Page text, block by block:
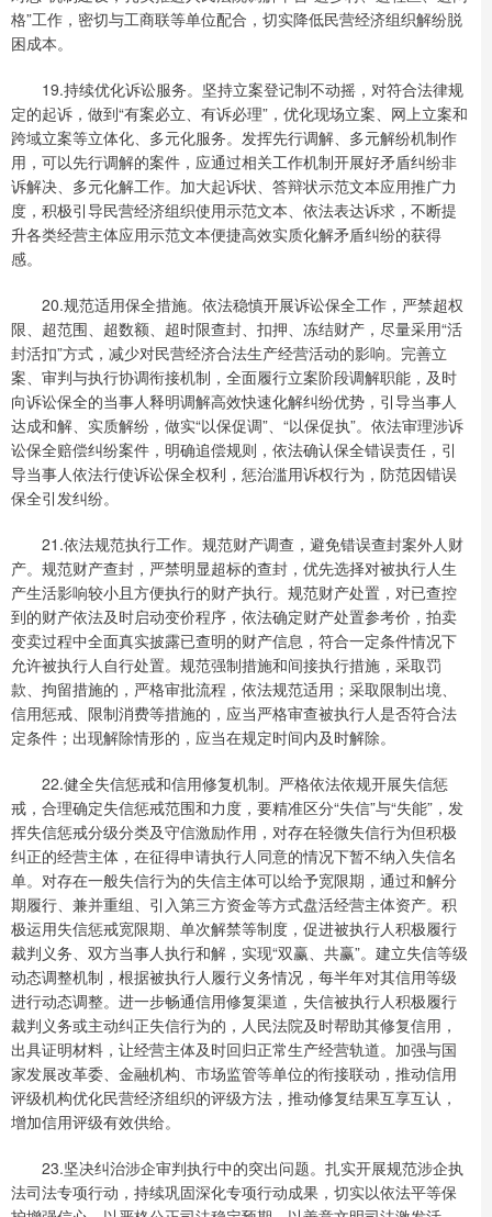
格”工作，密切与工商联等单位配合，切实降低民营经济组织解纷脱
困成本。
19.持续优化诉讼服务。坚持立案登记制不动摇，对符合法律规
定的起诉，做到“有案必立、有诉必理”，优化现场立案、网上立案和
跨域立案等立体化、多元化服务。发挥先行调解、多元解纷机制作
用，可以先行调解的案件，应通过相关工作机制开展好矛盾纠纷非
诉解决、多元化解工作。加大起诉状、答辩状示范文本应用推广力
度，积极引导民营经济组织使用示范文本、依法表达诉求，不断提
升各类经营主体应用示范文本便捷高效实质化解矛盾纠纷的获得
感。
20.规范适用保全措施。依法稳慎开展诉讼保全工作，严禁超权
限、超范围、超数额、超时限查封、扣押、冻结财产，尽量采用“活
封活扣”方式，减少对民营经济合法生产经营活动的影响。完善立
案、审判与执行协调衔接机制，全面履行立案阶段调解职能，及时
向诉讼保全的当事人释明调解高效快速化解纠纷优势，引导当事人
达成和解、实质解纷，做实“以保促调”、“以保促执”。依法审理涉诉
讼保全赔偿纠纷案件，明确追偿规则，依法确认保全错误责任，引
导当事人依法行使诉讼保全权利，惩治滥用诉权行为，防范因错误
保全引发纠纷。
21.依法规范执行工作。规范财产调查，避免错误查封案外人财
产。规范财产查封，严禁明显超标的查封，优先选择对被执行人生
产生活影响较小且方便执行的财产执行。规范财产处置，对已查控
到的财产依法及时启动变价程序，依法确定财产处置参考价，拍卖
变卖过程中全面真实披露已查明的财产信息，符合一定条件情况下
允许被执行人自行处置。规范强制措施和间接执行措施，采取罚
款、拘留措施的，严格审批流程，依法规范适用；采取限制出境、
信用惩戒、限制消费等措施的，应当严格审查被执行人是否符合法
定条件；出现解除情形的，应当在规定时间内及时解除。
22.健全失信惩戒和信用修复机制。严格依法依规开展失信惩
戒，合理确定失信惩戒范围和力度，要精准区分“失信”与“失能”，发
挥失信惩戒分级分类及守信激励作用，对存在轻微失信行为但积极
纠正的经营主体，在征得申请执行人同意的情况下暂不纳入失信名
单。对存在一般失信行为的失信主体可以给予宽限期，通过和解分
期履行、兼并重组、引入第三方资金等方式盘活经营主体资产。积
极运用失信惩戒宽限期、单次解禁等制度，促进被执行人积极履行
裁判义务、双方当事人执行和解，实现“双赢、共赢”。建立失信等级
动态调整机制，根据被执行人履行义务情况，每半年对其信用等级
进行动态调整。进一步畅通信用修复渠道，失信被执行人积极履行
裁判义务或主动纠正失信行为的，人民法院及时帮助其修复信用，
出具证明材料，让经营主体及时回归正常生产经营轨道。加强与国
家发展改革委、金融机构、市场监管等单位的衔接联动，推动信用
评级机构优化民营经济组织的评级方法，推动修复结果互享互认，
增加信用评级有效供给。
23.坚决纠治涉企审判执行中的突出问题。扎实开展规范涉企执
法司法专项行动，持续巩固深化专项行动成果，切实以依法平等保